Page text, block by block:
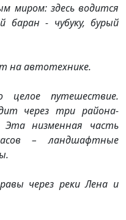
миром: здесь водится
баран - чубуку, бурый
на автотехнике.
путешествие.
через три района-
Эта низменная часть
– ландшафтные
через реки Лена и